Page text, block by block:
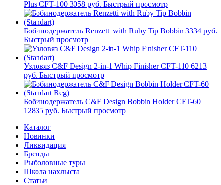
Plus CFT-100 3058 руб. Быстрый просмотр
Бобинодержатель Renzetti with Ruby Tip Bobbin 3334 руб.
Быстрый просмотр
Узловяз C&F Design 2-in-1 Whip Finisher CFT-110 6213
руб. Быстрый просмотр
Бобинодержатель C&F Design Bobbin Holder CFT-60
12835 руб. Быстрый просмотр
Каталог
Новинки
Ликвидация
Бренды
Рыболовные туры
Школа нахлыста
Статьи